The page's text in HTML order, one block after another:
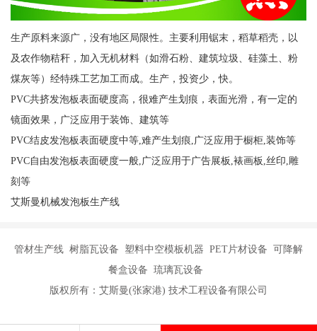
生产原料来源广，没有地区局限性。主要利用锯末，稻草稻壳，以
及农作物秸秆，加入无机材料（如滑石粉、建筑垃圾、硅藻土、粉
煤灰等）经特殊工艺加工而成。生产，投资少，快。
PVC共挤发泡板表面硬度高，很难产生划痕，表面光滑，有一定的
镜面效果，广泛应用于装饰、建筑等
PVC结皮发泡板表面硬度中等,难产生划痕,广泛应用于橱柜,装饰等
PVC自由发泡板表面硬度一般,广泛应用于广告展板,裱画板,丝印,雕
刻等
艾斯曼机械发泡板生产线
管材生产线 树脂瓦设备 塑料中空模板机器 PET片材设备 可降解
餐盒设备 琉璃瓦设备
版权所有：艾斯曼(张家港) 技术工程设备有限公司